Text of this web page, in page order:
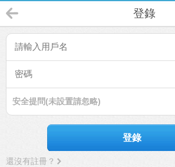
登錄
安全提問(未設置請忽略)
登錄
還沒有註冊？